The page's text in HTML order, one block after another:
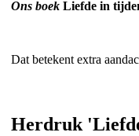
Ons boek Liefde in
Dat betekent extra
Herdruk